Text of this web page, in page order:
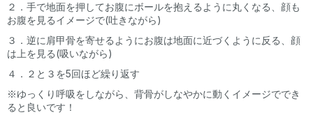
２．手で地面を押してお腹にボールを抱えるように丸くなる、顔も
お腹を見るイメージで(吐きながら)
３．逆に肩甲骨を寄せるようにお腹は地面に近づくように反る、顔
は上を見る(吸いながら)
４．２と３を5回ほど繰り返す
※ゆっくり呼吸をしながら、背骨がしなやかに動くイメージででき
ると良いです！